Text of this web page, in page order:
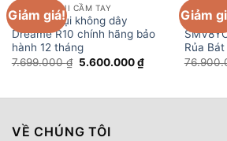
Giảm giá!
MÁY HÚT BỤI CẦM TAY
Máy hút bụi không dây
Dreame R10 chính hãng bảo
hành 12 tháng
7.699.000₫ Giá
gốc
5.600.000₫Giá
hiện
5.600.000 ₫.
Giảm
MÁY RỬA
Máy
Rủa
VỀ CHÚNG TÔI